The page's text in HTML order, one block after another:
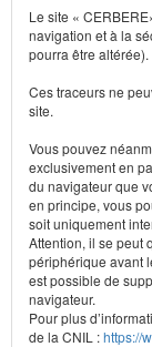
Le site «
navigation et à la
pourra être altérée).
Ces traceurs ne
site.
Vous pouvez
exclusivement en
du navigateur que
en principe, vous
soit uniquement
Attention, il se peut
périphérique avant
est possible de
navigateur.
Pour plus
de la CNIL :https://